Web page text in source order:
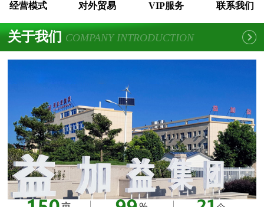
经营模式 对外贸易 VIP服务 联系我们
关于我们 COMPANY INTRODUCTION